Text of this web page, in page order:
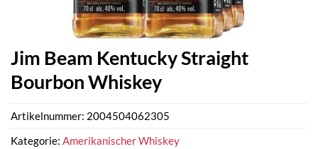
Jim Beam Kentucky Straight
Bourbon Whiskey
Artikelnummer: 2004504062305
Kategorie: Amerikanischer Whiskey